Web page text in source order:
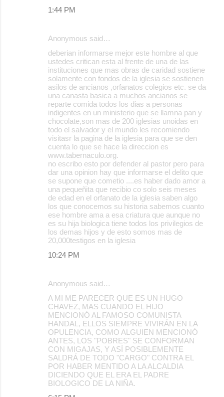
1:44 PM
Anonymous said…
deberian informarse mejor este hombre al que
ustedes critican esta al frente de una de las
instituciones que mas obras de caridad sostiene
solamente con fondos de la iglesia se sostienen
asilos de ancianos ,orfanatos colegios etc. se da
una canasta basica a muchos ancianos se
reparte comida todos los dias a personas
indigentes en un ministerio que se llamna pan y
chocolate,son mas de 200 iglesias unoidas en
todo el salvador y el mundo les recomiendo
visitasr la pagina de la iglesia para que se den
cuenta lo que se hace la direccion es
www.tabernaculo.org.
no escribo esto por defender al pastor pero para
dar una opinion hay que informarse el delito que
se supone que cometio ....es haber dado amor a
una pequeñita que recibio co solo seis meses
de edad en el orfanato de la iglesia saben algo
los que conocemos su historia sabemos cuanto
ese hombre ama a esa criatura que aunque no
es su hija biologica tiene todos los privilegios de
los demas hijos y de esto somos mas de
20,000testigos en la iglesia
10:24 PM
Anonymous said…
A MI ME PARECER QUE ES UN HUGO
CHAVEZ, MAS CUANDO EL HIJO
MENCIONÓ AL FAMOSO COMUNISTA
HANDAL, ELLOS SIEMPRE VIVIRÁN EN LA
OPULENCIA, COMO ALGUIEN MENCIONÓ
ANTES, LOS "POBRES" SE CONFORMAN
CON MIGAJAS, Y ASÍ POSIBLEMENTE
SALDRÁ DE TODO "CARGO" CONTRA EL
POR HABER MENTIDO A LA ALCALDIA
DICIENDO QUE EL ERA EL PADRE
BIOLOGICO DE LA NIÑA.